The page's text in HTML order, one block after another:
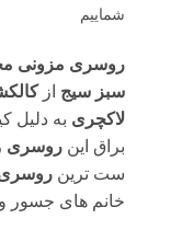
شماییم
روسری مزونی
سبز سیج از
لاکچری به دلیل
براق این روسری
ست ترین
خانم های جسور